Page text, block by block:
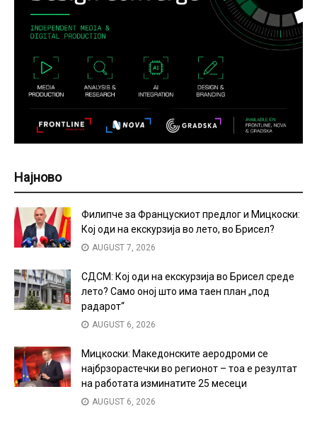
Најново
Филипче за Францускиот предлог и Мицкоски:
Кој оди на екскурзија во лето, во Брисел?
AUGUST 7, 2026
СДСМ: Кој оди на екскурзија во Брисел среде
лето? Само оној што има таен план „под
радарот“
AUGUST 6, 2026
Мицкоски: Македонските аеродроми се
најбрзорастечки во регионот – тоа е резултат
на работата изминатите 25 месеци
AUGUST 6, 2026